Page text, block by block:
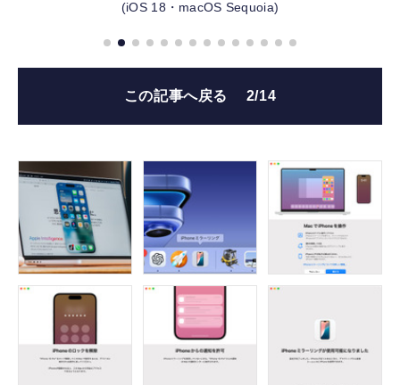
(iOS 18・macOS Sequoia)
この記事へ戻る 2/14